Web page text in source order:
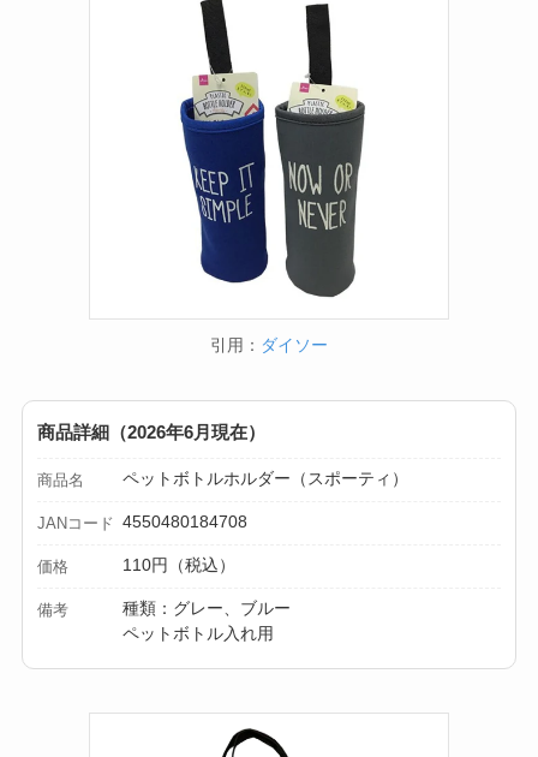
【100均】ダイソー/
セリア等でフロアラ
バーほうきは買え
る？選び方＆使い方
を徹底ガイド！
【100均】ダイソー/
セリア等でハンディ
ファンカバーは買え
る？おすすめ素材＆
選び方ガイド！
ップは買える？使い
【100均】ダイソー/
ミルは買える？手
引用： ダイソー
商品詳細（2026年6月現在）
商品名 ペットボトルホルダー（スポーティ）
JANコード 4550480184708
価格 110円（税込）
備考
種類：グレー、ブルー
ペットボトル入れ用